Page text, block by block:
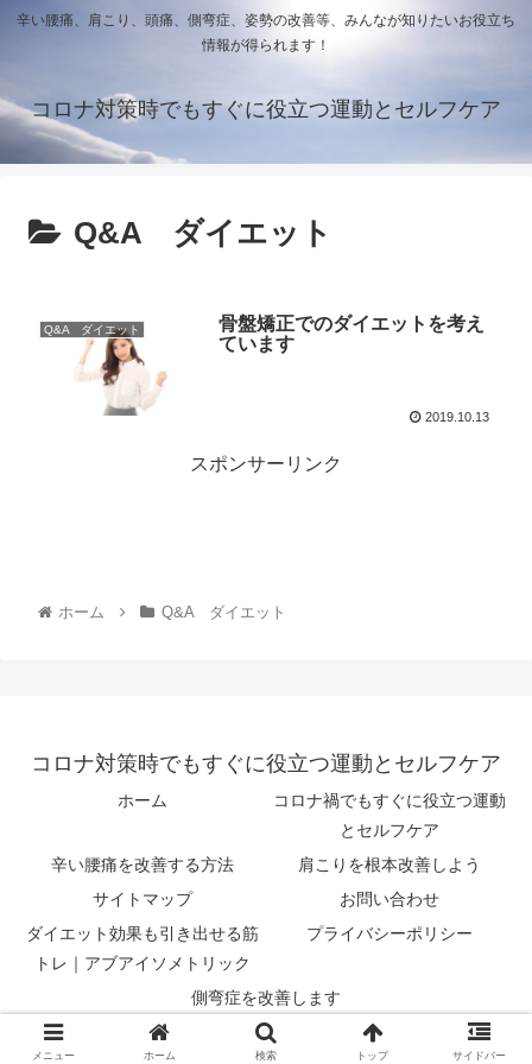
辛い腰痛、肩こり、頭痛、側弯症、姿勢の改善等、みんなが知りたいお役立ち
情報が得られます！
コロナ対策時でもすぐに役立つ運動とセルフケア
Q&A ダイエット
Q&A ダイエット
骨盤矯正でのダイエットを考え
ています
2019.10.13
スポンサーリンク
ホーム Q&A ダイエット
コロナ対策時でもすぐに役立つ運動とセルフケア
ホーム
コロナ禍でもすぐに役立つ運動
とセルフケア
辛い腰痛を改善する方法
肩こりを根本改善しよう
サイトマップ
お問い合わせ
ダイエット効果も引き出せる筋
トレ｜アブアイソメトリック
プライバシーポリシー
側弯症を改善します
© 2019 コロナ対策時でもすぐに役立つ運動とセルフケア.
メニュー ホーム 検索 トップ サイドバー